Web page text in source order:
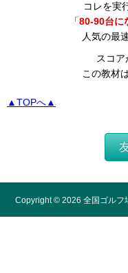
コレを実
「80-90台に
人気の最
スコ
この教材
▲TOPへ▲
Copyright © 2026 全国ゴルフ